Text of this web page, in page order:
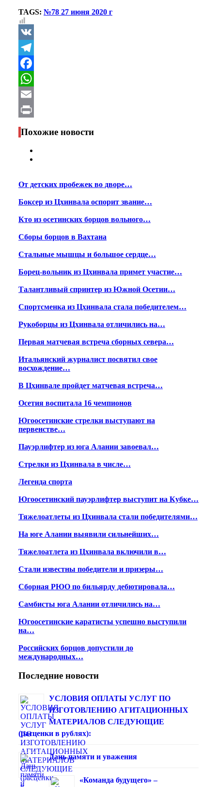
TAGS: №78 27 июня 2020 г
VK
Telegram
Facebook
WhatsApp
Email
Print
Похожие новости
От детских пробежек во дворе…
Боксер из Цхинвала оспорит звание…
Кто из осетинских борцов вольного…
Сборы борцов в Вахтана
Стальные мышцы и большое сердце…
Борец-вольник из Цхинвала примет участие…
Талантливый спринтер из Южной Осетии…
Спортсменка из Цхинвала стала победителем…
Рукоборцы из Цхинвала отличились на…
Первая матчевая встреча сборных севера…
Итальянский журналист посвятил свое
восхождение…
В Цхинвале пройдет матчевая встреча…
Осетия воспитала 16 чемпионов
Югоосетинские стрелки выступают на
первенстве…
Пауэрлифтер из юга Алании завоевал…
Стрелки из Цхинвала в числе…
Легенда спорта
Югоосетинский пауэрлифтер выступит на Кубке…
Тяжелоатлеты из Цхинвала стали победителями…
На юге Алании выявили сильнейших…
Тяжелоатлета из Цхинвала включили в…
Стали известны победители и призеры…
Сборная РЮО по бильярду дебютировала…
Самбисты юга Алании отличились на…
Югоосетинские каратисты успешно выступили
на…
Российских борцов допустили до
международных…
Последние новости
УСЛОВИЯ ОПЛАТЫ УСЛУГ ПО
ИЗГОТОВЛЕНИЮ АГИТАЦИОННЫХ
МАТЕРИАЛОВ СЛЕДУЮЩИЕ
(расценки в рублях):
Дань памяти и уважения
«Команда будущего» –